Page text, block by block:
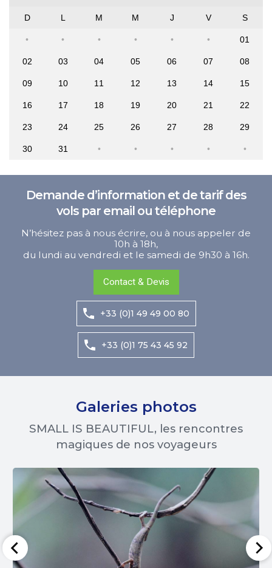
D L M M J V S
01
02 03 04 05 06 07 08
09 10 11 12 13 14 15
16 17 18 19 20 21 22
23 24 25 26 27 28 29
30 31
Demande d’information et de tarif des
vols par email ou téléphone
N’hésitez pas à nous écrire, ou à nous appeler de
10h à 18h,
du lundi au vendredi et le samedi de 9h30 à 16h.
Contact & Devis
+33 (0)1 49 49 00 80
+33 (0)1 75 43 45 92
Galeries photos
SMALL IS BEAUTIFUL, les rencontres
magiques de nos voyageurs